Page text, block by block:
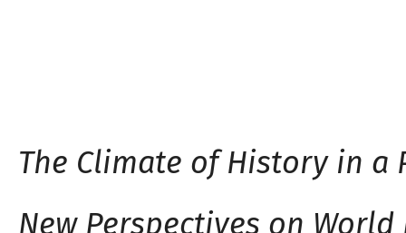
The Climate of History in a
New Perspectives on